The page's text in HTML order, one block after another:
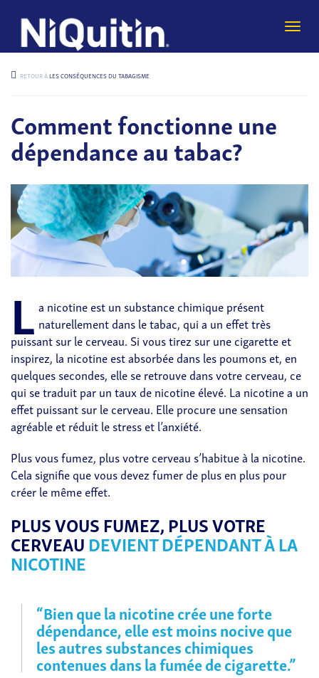
RETOUR ÀLES CONSÉQUENCES DU TABAGISME
Comment fonctionne une
dépendance au tabac?
L a nicotine est un substance chimique présent
naturellement dans le tabac, qui a un effet très
puissant sur le cerveau. Si vous tirez sur une cigarette et
inspirez, la nicotine est absorbée dans les poumons et, en
quelques secondes, elle se retrouve dans votre cerveau, ce
qui se traduit par un taux de nicotine élevé. La nicotine a un
effet puissant sur le cerveau. Elle procure une sensation
agréable et réduit le stress et l’anxiété.
Plus vous fumez, plus votre cerveau s’habitue à la nicotine.
Cela signifie que vous devez fumer de plus en plus pour
créer le même effet.
PLUS VOUS FUMEZ, PLUS VOTRE
CERVEAUDEVIENT DÉPENDANT À LA
NICOTINE
“Bien que la nicotine crée une forte
dépendance, elle est moins nocive que
les autres substances chimiques
contenues dans la fumée de cigarette.”